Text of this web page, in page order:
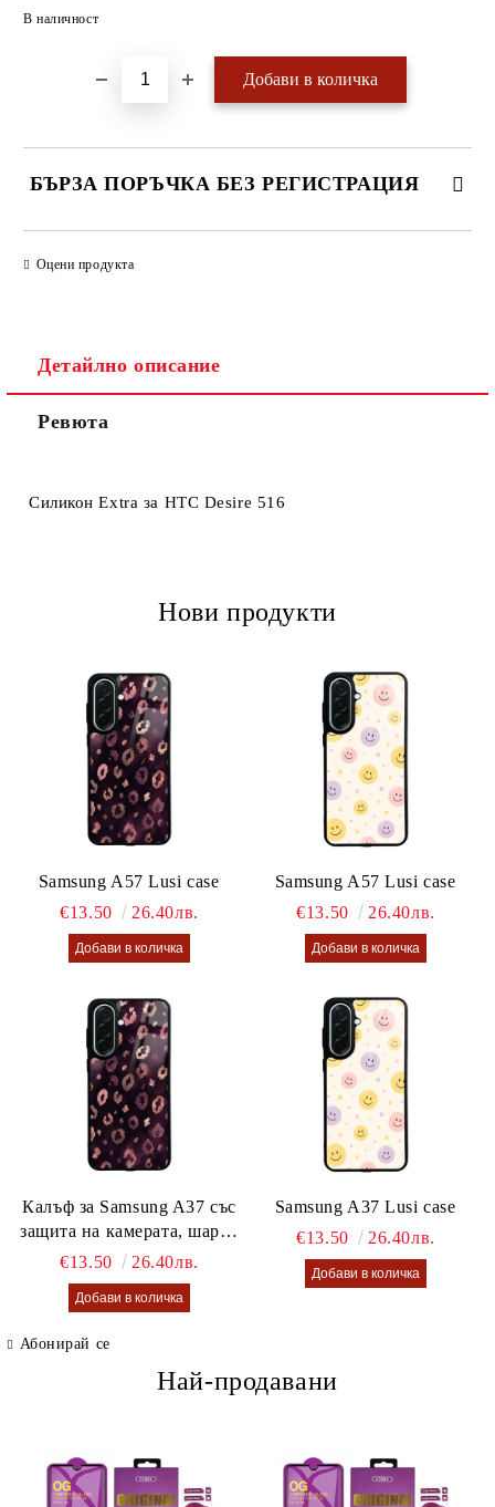
В наличност
БЪРЗА ПОРЪЧКА БЕЗ РЕГИСТРАЦИЯ
Оцени продукта
Детайлно описание
Ревюта
Силикон Extra за HTC Desire 516
Нови продукти
Samsung A57 Lusi case
€13.50
26.40лв.
Samsung A57 Lusi case
€13.50
26.40лв.
Калъф за Samsung A37 със
защита на камерата, шарен
калъф Lusi case
€13.50 26.40лв.
Samsung A37 Lusi case
€13.50
26.40лв.
Абонирай се
Най-продавани